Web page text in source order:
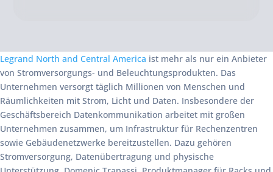
Legrand North and Central America ist mehr als nur ein Anbieter
von Stromversorgungs- und Beleuchtungsprodukten. Das
Unternehmen versorgt täglich Millionen von Menschen und
Räumlichkeiten mit Strom, Licht und Daten. Insbesondere der
Geschäftsbereich Datenkommunikation arbeitet mit großen
Unternehmen zusammen, um Infrastruktur für Rechenzentren
sowie Gebäudenetzwerke bereitzustellen. Dazu gehören
Stromversorgung, Datenübertragung und physische